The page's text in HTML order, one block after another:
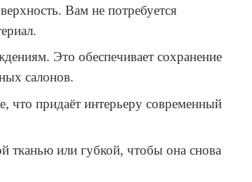
Вам не потребуется
Это обеспечивает сохранение
салонов.
что придаёт интерьеру современный
тканью или губкой, чтобы она снова